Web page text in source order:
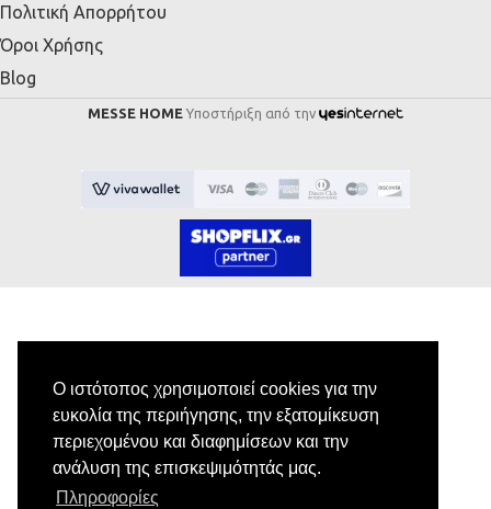
Ο ιστότοπος χρησιμοποιεί cookies για την
ευκολία της περιήγησης, την εξατομίκευση
περιεχομένου και διαφημίσεων και την
ανάλυση της επισκεψιμότητάς μας.
Πληροφορίες
Πολιτική Απορρήτου
Όροι Χρήσης
Blog
MESSE HOME Υποστήριξη από την
Κάνε εγγραφή στο newsletter μας για να
λαμβάνεις αποκλειστικές προσφορές.